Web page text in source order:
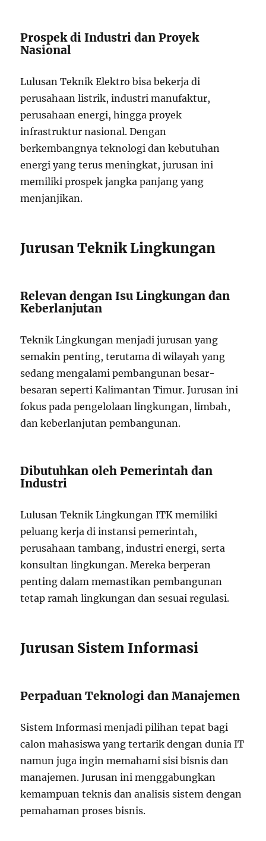
Prospek di Industri dan Proyek
Nasional
Lulusan Teknik Elektro bisa bekerja di
perusahaan listrik, industri manufaktur,
perusahaan energi, hingga proyek
infrastruktur nasional. Dengan
berkembangnya teknologi dan kebutuhan
energi yang terus meningkat, jurusan ini
memiliki prospek jangka panjang yang
menjanjikan.
Jurusan Teknik Lingkungan
Relevan dengan Isu Lingkungan dan
Keberlanjutan
Teknik Lingkungan menjadi jurusan yang
semakin penting, terutama di wilayah yang
sedang mengalami pembangunan besar-
besaran seperti Kalimantan Timur. Jurusan ini
fokus pada pengelolaan lingkungan, limbah,
dan keberlanjutan pembangunan.
Dibutuhkan oleh Pemerintah dan
Industri
Lulusan Teknik Lingkungan ITK memiliki
peluang kerja di instansi pemerintah,
perusahaan tambang, industri energi, serta
konsultan lingkungan. Mereka berperan
penting dalam memastikan pembangunan
tetap ramah lingkungan dan sesuai regulasi.
Jurusan Sistem Informasi
Perpaduan Teknologi dan Manajemen
Sistem Informasi menjadi pilihan tepat bagi
calon mahasiswa yang tertarik dengan dunia IT
namun juga ingin memahami sisi bisnis dan
manajemen. Jurusan ini menggabungkan
kemampuan teknis dan analisis sistem dengan
pemahaman proses bisnis.